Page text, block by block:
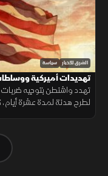
الشرق للأخبار سياسة
تهديدات أميركية
تهدد واشنطن بتوجيه ضربات
لطرح هدنة لمدة عشرة